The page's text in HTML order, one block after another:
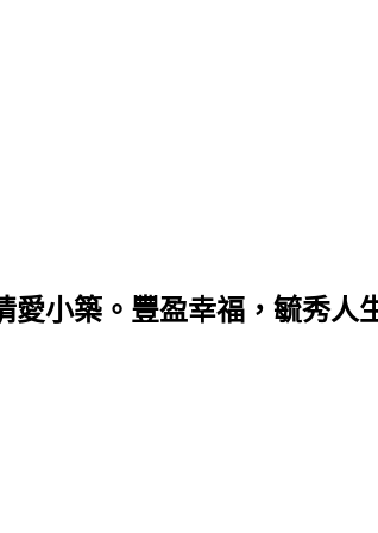
愛小築。豐盈幸福，毓秀人